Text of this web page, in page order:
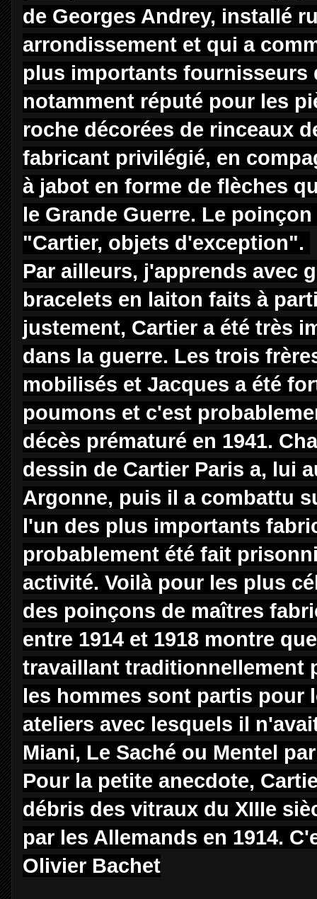
de Georges Andrey, installé
arrondissement et qui a
plus importants fournisseurs
notamment réputé pour les
roche décorées de rinceaux
fabricant privilégié, en
à jabot en forme de flèches
le Grande Guerre. Le
"Cartier, objets d'exception".
Par ailleurs, j'apprends avec
bracelets en laiton faits à
justement, Cartier a été très
dans la guerre. Les trois
mobilisés et Jacques a été
poumons et c'est
décès prématuré en 1941.
dessin de Cartier Paris a, lui
Argonne, puis il a combattu
l'un des plus importants
probablement été fait
activité. Voilà pour les plus
des poinçons de maîtres
entre 1914 et 1918 montre
travaillant traditionnellement
les hommes sont partis pour
ateliers avec lesquels il
Miani, Le Saché ou Mentel
Pour la petite anecdote,
débris des vitraux du XIIIe
par les Allemands en 1914.
Olivier Bachet